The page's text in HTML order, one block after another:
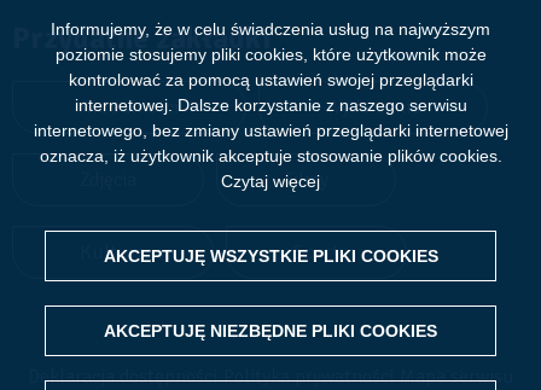
Informujemy, że w celu świadczenia usług na najwyższym
poziomie stosujemy pliki cookies, które użytkownik może
kontrolować za pomocą ustawień swojej przeglądarki
internetowej. Dalsze korzystanie z naszego serwisu
internetowego, bez zmiany ustawień przeglądarki internetowej
oznacza, iż użytkownik akceptuje stosowanie plików cookies.
Czytaj więcej
AKCEPTUJĘ WSZYSTKIE PLIKI COOKIES
AKCEPTUJĘ NIEZBĘDNE PLIKI COOKIES
WITHDRAW CONSENT
Przydatne zakładki
Aktualności Wydarzenia
Filmy
Kultura Sport
Deklaracja dostępności Polityka prywatności Mapa serwisu